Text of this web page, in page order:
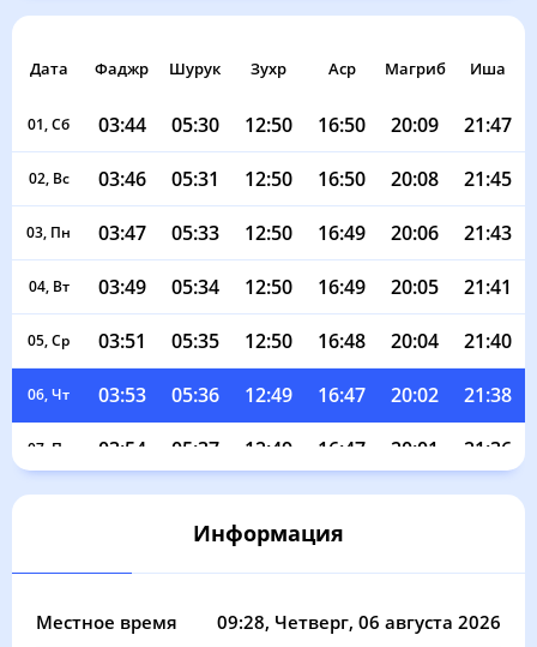
Дата Фаджр Шурук Зухр Аср Магриб Иша
01, Сб 03:44 05:30 12:50 16:50 20:09 21:47
02, Вс 03:46 05:31 12:50 16:50 20:08 21:45
03, Пн 03:47 05:33 12:50 16:49 20:06 21:43
04, Вт 03:49 05:34 12:50 16:49 20:05 21:41
05, Ср 03:51 05:35 12:50 16:48 20:04 21:40
06, Чт 03:53 05:36 12:49 16:47 20:02 21:38
07, Пт 03:54 05:37 12:49 16:47 20:01 21:36
03:56 05:38 12:49 16:46 20:00 21:34
05:41 12:49 16:45 21:30
Информация
Местное время 09:28, Четверг, 06 августа 2026